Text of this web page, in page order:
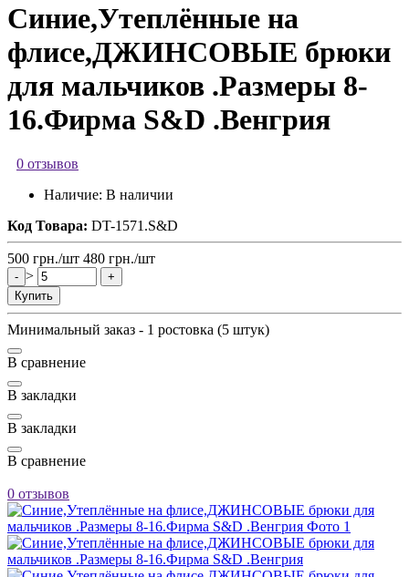
Синие,Утеплённые на
флисе,ДЖИНСОВЫЕ брюки
для мальчиков .Размеры 8-
16.Фирма S&D .Венгрия
0 отзывов
Наличие: В наличии
Код Товара: DT-1571.S&D
500 грн./шт 480 грн./шт
- >
+
Купить
Минимальный заказ - 1 ростовка (5 штук)
В сравнение
В закладки
В закладки
В сравнение
0 отзывов